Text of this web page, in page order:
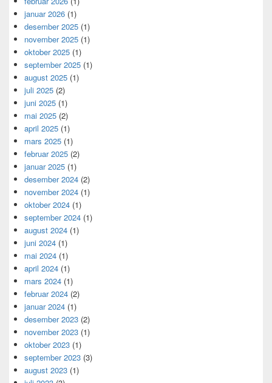
januar 2026 (1)
desember 2025 (1)
november 2025 (1)
oktober 2025 (1)
september 2025 (1)
august 2025 (1)
juli 2025 (2)
juni 2025 (1)
mai 2025 (2)
april 2025 (1)
mars 2025 (1)
februar 2025 (2)
januar 2025 (1)
desember 2024 (2)
november 2024 (1)
oktober 2024 (1)
september 2024 (1)
august 2024 (1)
juni 2024 (1)
mai 2024 (1)
april 2024 (1)
mars 2024 (1)
februar 2024 (2)
januar 2024 (1)
desember 2023 (2)
november 2023 (1)
oktober 2023 (1)
september 2023 (3)
august 2023 (1)